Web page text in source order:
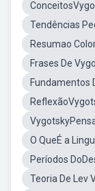
Tendências
Resumao
Frases De
Fundamentos
O QueÉ a
Períodos
Teoria De Lev